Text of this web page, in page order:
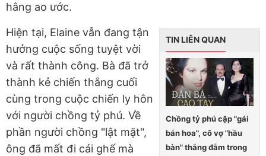
hằng ao ước.
TIN LIÊN QUAN
Chồng tỷ phú cặp "gái
bán hoa", cô vợ "hầu
bàn" thắng đẫm trong
Hiện tại, Elaine vẫn đang tận
hưởng cuộc sống tuyệt vời
và rất thành công. Bà đã trở
thành kẻ chiến thắng cuối
cùng trong cuộc chiến ly hôn
với người chồng tỷ phú. Về
phần người chồng "lật mặt",
ông đã mất đi cái ghế mà